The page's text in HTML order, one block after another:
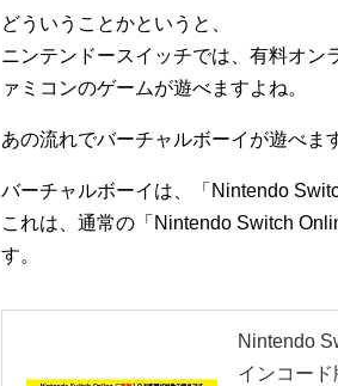
どういうことかというと、
ニンテンドースイッチでは、有料オン
ァミコンのゲームが遊べますよね。
あの流れでバーチャルボーイが遊べま
バーチャルボーイは、「Nintendo
これは、通常の「Nintendo Switch
す。
Nintendo
インコード